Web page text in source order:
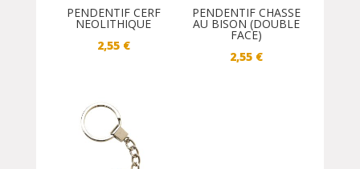
PENDENTIF CERF
NEOLITHIQUE
2,55 €
PENDENTIF CHASSE
AU BISON (DOUBLE
FACE)
2,55 €